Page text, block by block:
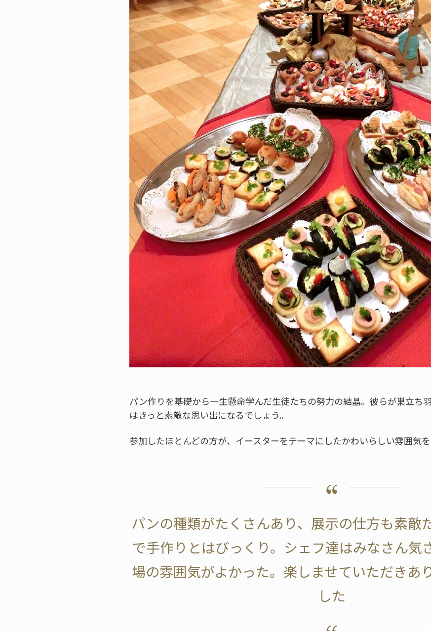
パン作りを基礎から一生懸命学んだ生徒たちの努力の結晶。彼らが巣立ち
はきっと素敵な思い出になるでしょう。
参加したほとんどの方が、イースターをテーマにしたかわいらしい雰囲気を
パンの種類がたくさんあり、展示の仕方も素敵
で手作りとはびっくり。シェフ達はみなさん気
場の雰囲気がよかった。楽しませていただきあ
した